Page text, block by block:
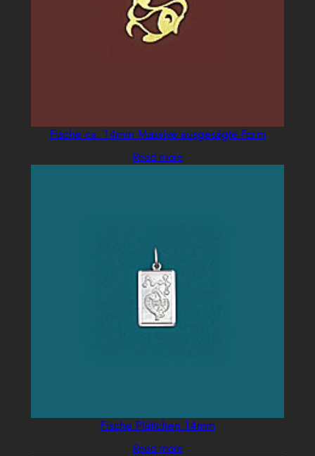
Fische ca. 14mm Massive ausgesägte Form
Read more
Fische Plättchen 14mm
Read more